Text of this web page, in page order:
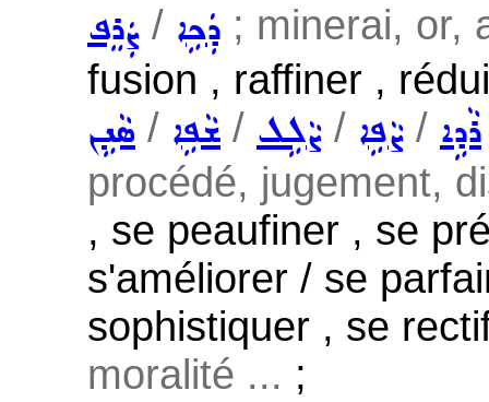
ܨܲܪܸܦ / ܕܲܟܹܐ ; minerai, or,
fusion , raffiner ,
ܣܵܢܹܢ / ܫܵܦܹܐ / ܨܵܠܹܠ / ܨܵܦܹܐ / ܪܵܕܹܐ
procédé, jugement,
, se peaufiner , se
s'améliorer / se
sophistiquer , se
moralité ... ;